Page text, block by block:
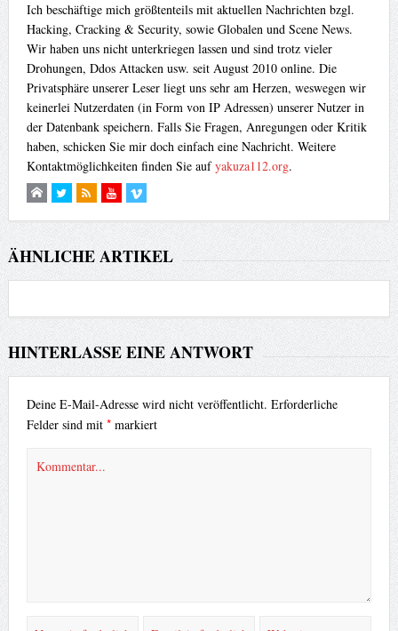
Ich beschäftige mich größtenteils mit aktuellen Nachrichten bzgl.
Hacking, Cracking & Security, sowie Globalen und Scene News.
Wir haben uns nicht unterkriegen lassen und sind trotz vieler
Drohungen, Ddos Attacken usw. seit August 2010 online. Die
Privatsphäre unserer Leser liegt uns sehr am Herzen, weswegen wir
keinerlei Nutzerdaten (in Form von IP Adressen) unserer Nutzer in
der Datenbank speichern. Falls Sie Fragen, Anregungen oder Kritik
haben, schicken Sie mir doch einfach eine Nachricht. Weitere
Kontaktmöglichkeiten finden Sie aufyakuza112.org.
ÄHNLICHE ARTIKEL
HINTERLASSE EINE ANTWORT
Deine E-Mail-Adresse wird nicht veröffentlicht. Erforderliche
Felder sind mit *markiert